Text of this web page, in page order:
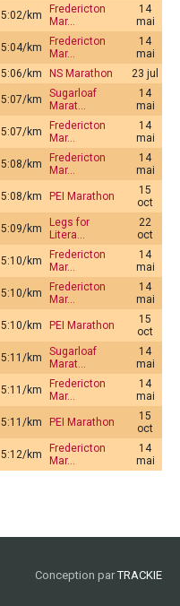
5:02/km
Fredericton
Mar…
14
mai
5:04/km
Fredericton
Mar…
14
mai
5:06/km NS Marathon 23 jul
5:07/km
Sugarloaf
Marat…
14
mai
5:07/km
Fredericton
Mar…
14
mai
5:08/km
Fredericton
Mar…
14
mai
5:08/km PEI Marathon
15
oct
5:09/km
Legs for
Litera…
22
oct
5:10/km
Fredericton
Mar…
14
mai
5:10/km
Fredericton
Mar…
14
mai
5:10/km PEI Marathon
15
oct
5:11/km
Sugarloaf
Marat…
14
mai
5:11/km
Fredericton
Mar…
14
mai
5:11/km PEI Marathon
15
oct
5:12/km
Fredericton
Mar…
14
mai
Conception parTRACKIE